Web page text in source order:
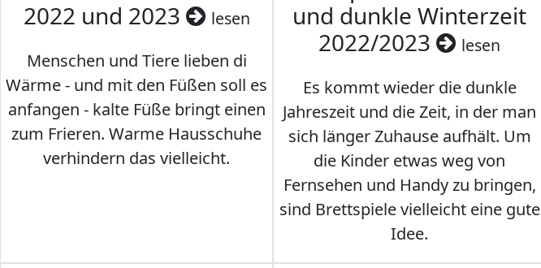
2022 und 2023
lesen
Menschen und Tiere lieben di
Wärme - und mit den Füßen soll es
anfangen - kalte Füße bringt einen
zum Frieren. Warme Hausschuhe
verhindern das vielleicht.
und dunkle Winterzeit
2022/2023
lesen
Es kommt wieder die dunkle
Jahreszeit und die Zeit, in der man
sich länger Zuhause aufhält. Um
die Kinder etwas weg von
Fernsehen und Handy zu bringen,
sind Brettspiele vielleicht eine gute
Idee.